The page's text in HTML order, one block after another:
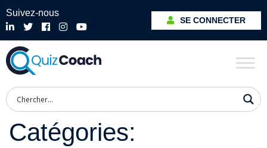
Suivez-nous
SE CONNECTER
Catégories: